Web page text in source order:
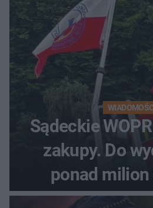
Sądeckie
zakupy. Do
ponad milion